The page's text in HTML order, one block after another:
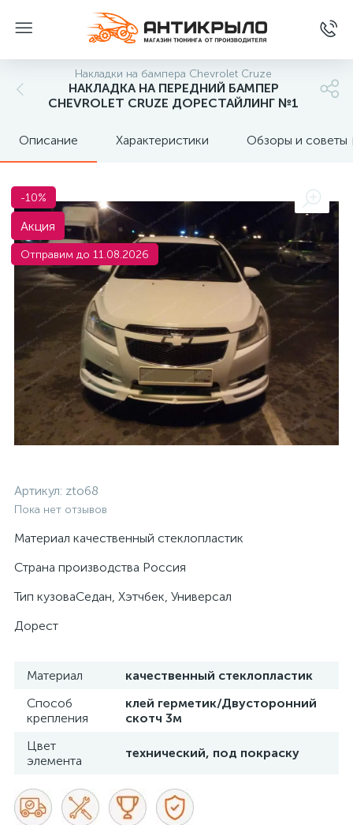
Накладки на бампера Chevrolet Cruze
НАКЛАДКА НА ПЕРЕДНИЙ БАМПЕР
CHEVROLET CRUZE ДОРЕСТАЙЛИНГ №1
Описание Характеристики Обзоры и советы
-10%
Акция
Отправим до 11.08.2026
Артикул: zto68
Пока нет отзывов
Материал качественный стеклопластик
Страна производства Россия
Тип кузоваСедан, Хэтчбек, Универсал
Дорест
Материал
качественный стеклопластик
Способ
крепления
клей герметик/Двусторонний
скотч 3м
Цвет
элемента
технический, под покраску